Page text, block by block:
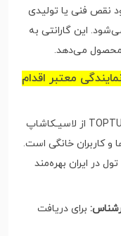
نقص فنی یا تولیدی
این گارانتی به
محصول می‌دهد.
معتبر اقدام
با توجه به اطلاعات ارائه شده، خرید ابزار TOPTUL از لاسیـکاشاپ
و کاربران خانگی است.
در ایران بهره‌مند
برای دریافت